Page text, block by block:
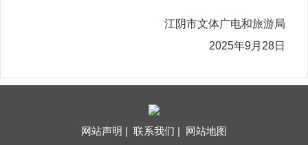
江阴市文体广电和旅游局
2025年9月28日
网站声明 | 联系我们 | 网站地图